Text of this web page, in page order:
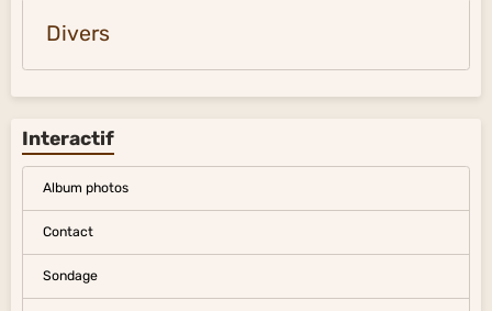
Divers
Interactif
Album photos
Contact
Sondage